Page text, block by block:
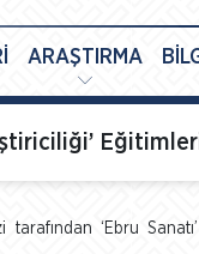
ARAŞTIRMA
‘Ebru